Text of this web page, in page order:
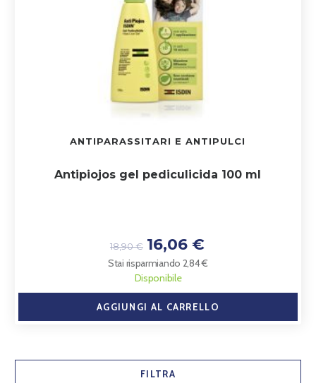
ANTIPARASSITARI E ANTIPULCI
Antipiojos gel pediculicida 100 ml
18,90 € 16,06 €
Stai risparmiando 2,84 €
Disponibile
AGGIUNGI AL CARRELLO
FILTRA